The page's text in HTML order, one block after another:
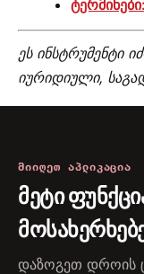
ეს ინსტრუმენტი
იურიდიული,
ᲛᲘᲘᲦᲔᲗ ᲐᲞᲚᲘᲙᲐᲪᲘᲐ
მეტი
დაზოგეთ დროის